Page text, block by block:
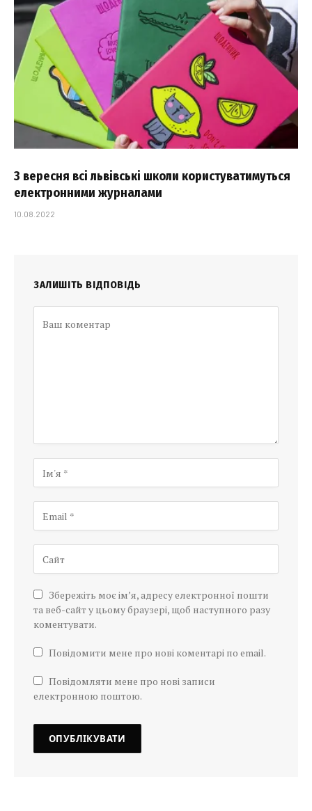
З вересня всі львівські школи користуватимуться
електронними журналами
10.08.2022
ЗАЛИШІТЬ ВІДПОВІДЬ
Збережіть моє ім’я, адресу електронної пошти
та веб-сайт у цьому браузері, щоб наступного разу
коментувати.
Повідомити мене про нові коментарі по email.
Повідомляти мене про нові записи
електронною поштою.